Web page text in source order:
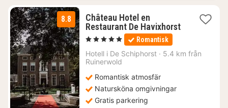
8.8
Château Hotel en
Restaurant De Havixhorst
1
natt
från
1743
, 5 Stjärnor Romantisk
Hotell i De Schiphorst · 5.4 km från
Ruinerwold
Romantisk atmosfär
Natursköna omgivningar
Gratis parkering